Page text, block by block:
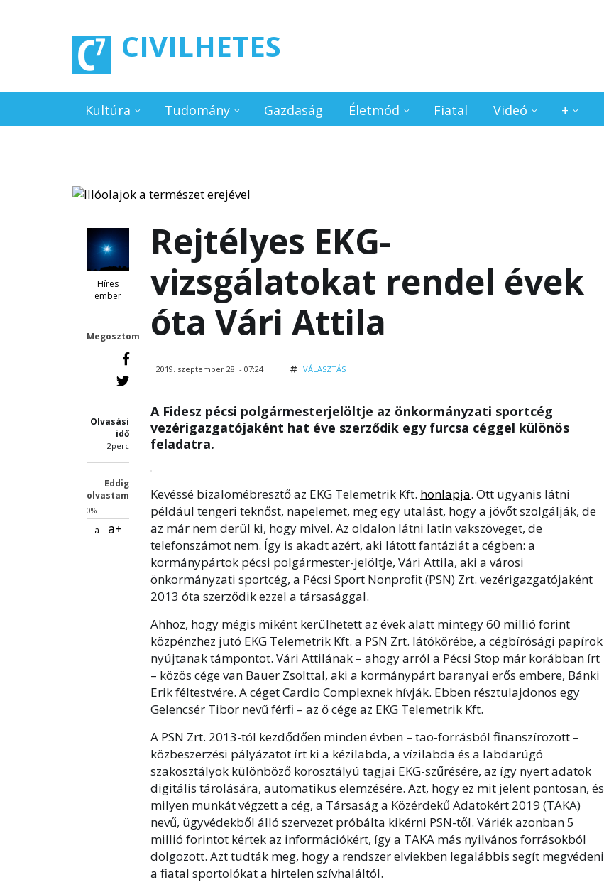
CIVILHETES
Kultúra Tudomány Gazdaság Életmód Fiatal Videó +
Híres
ember
Megosztom
Olvasási
idő
2perc
Eddig
olvastam
0%
a- a+
Rejtélyes EKG-
vizsgálatokat rendel évek
óta Vári Attila
2019. szeptember 28. - 07:24 VÁLASZTÁS
A Fidesz pécsi polgármesterjelöltje az önkormányzati sportcég
vezérigazgatójaként hat éve szerződik egy furcsa céggel különös
feladatra.
Kevéssé bizalomébresztő az EKG Telemetrik Kft. honlapja. Ott ugyanis látni
például tengeri teknőst, napelemet, meg egy utalást, hogy a jövőt szolgálják, de
az már nem derül ki, hogy mivel. Az oldalon látni latin vakszöveget, de
telefonszámot nem. Így is akadt azért, aki látott fantáziát a cégben: a
kormánypártok pécsi polgármester-jelöltje, Vári Attila, aki a városi
önkormányzati sportcég, a Pécsi Sport Nonprofit (PSN) Zrt. vezérigazgatójaként
2013 óta szerződik ezzel a társasággal.
Ahhoz, hogy mégis miként kerülhetett az évek alatt mintegy 60 millió forint
közpénzhez jutó EKG Telemetrik Kft. a PSN Zrt. látókörébe, a cégbírósági papírok
nyújtanak támpontot. Vári Attilának – ahogy arról a Pécsi Stop már korábban írt
– közös cége van Bauer Zsolttal, aki a kormánypárt baranyai erős embere, Bánki
Erik féltestvére. A céget Cardio Complexnek hívják. Ebben résztulajdonos egy
Gelencsér Tibor nevű férfi – az ő cége az EKG Telemetrik Kft.
A PSN Zrt. 2013-tól kezdődően minden évben – tao-forrásból finanszírozott –
közbeszerzési pályázatot írt ki a kézilabda, a vízilabda és a labdarúgó
szakosztályok különböző korosztályú tagjai EKG-szűrésére, az így nyert adatok
digitális tárolására, automatikus elemzésére. Azt, hogy ez mit jelent pontosan, és
milyen munkát végzett a cég, a Társaság a Közérdekű Adatokért 2019 (TAKA)
nevű, ügyvédekből álló szervezet próbálta kikérni PSN-től. Váriék azonban 5
millió forintot kértek az információkért, így a TAKA más nyilvános forrásokból
dolgozott. Azt tudták meg, hogy a rendszer elviekben legalábbis segít megvédeni
a fiatal sportolókat a hirtelen szívhaláltól.